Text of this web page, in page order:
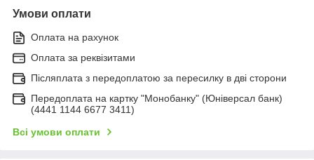
Умови оплати
Оплата на рахунок
Оплата за реквізитами
Післяплата з передоплатою за пересилку в дві сторони
Передоплата на картку "Монобанку" (Юніверсал банк)
(4441 1144 6677 3411)
Всі умови оплати